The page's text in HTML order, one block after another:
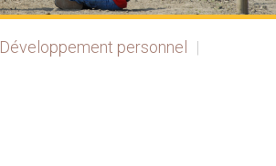
Développement personnel |